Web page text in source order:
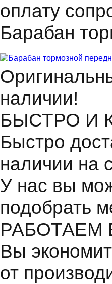
оплату
Барабан
наличии!
БЫСТРО И
Быстро
наличии на
У нас вы
подобрать
РАБОТАЕМ
Вы
от